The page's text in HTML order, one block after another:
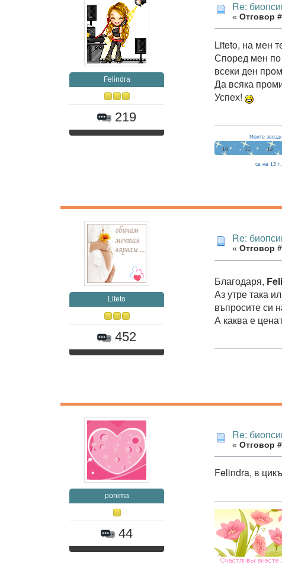
Felindra
219
Re:
« Отговор
Liteto, на мен
Според мен по
всеки ден
Да всяка
Успех!
Liteto
452
Re:
« Отговор
Благодаря,
Аз утре така
въпросите си
А каква е
ponima
44
Re:
« Отговор
Felindra, в